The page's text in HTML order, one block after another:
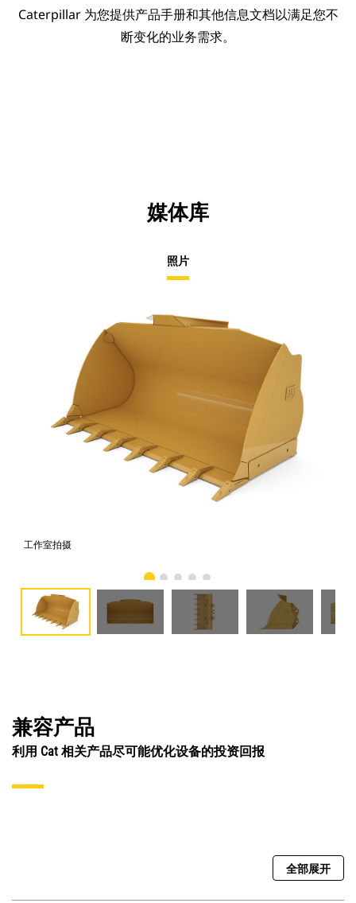
Caterpillar 为您提供产品手册和其他信息文档以满足您不
断变化的业务需求。
媒体库
照片
工作室拍摄
兼容产品
利用 Cat 相关产品尽可能优化设备的投资回报
全部展开